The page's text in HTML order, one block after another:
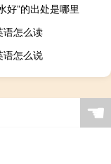
好”的出处是哪里
语怎么读
语怎么说
☚